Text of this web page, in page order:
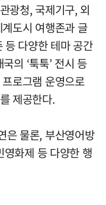
광청, 국제기구, 외
도시 여행존과 글
등 다양한 테마 공간
의 ‘툭툭’ 전시 등
로그램 운영으로
제공한다.
은 물론, 부산영어방
화제 등 다양한 행